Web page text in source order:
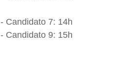
- Candidato 7: 14h
- Candidato 9: 15h